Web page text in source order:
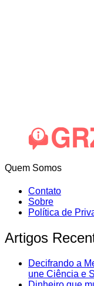
Quem Somos
Contato
Sobre
Política de
Artigos
Decifrando a
une Ciência e